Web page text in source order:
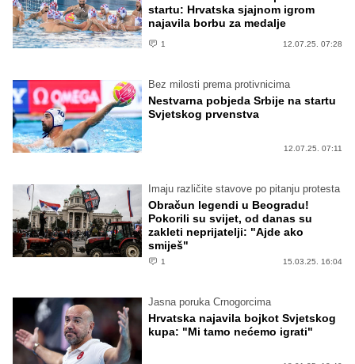
startu: Hrvatska sjajnom igrom
najavila borbu za medalje
1 12.07.25. 07:28
Bez milosti prema protivnicima
Nestvarna pobjeda Srbije na startu
Svjetskog prvenstva
12.07.25. 07:11
Imaju različite stavove po pitanju protesta
Obračun legendi u Beogradu!
Pokorili su svijet, od danas su
zakleti neprijatelji: "Ajde ako
smiješ"
1 15.03.25. 16:04
Jasna poruka Crnogorcima
Hrvatska najavila bojkot Svjetskog
kupa: "Mi tamo nećemo igrati"